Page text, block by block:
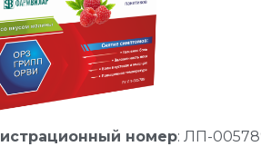
номер: ЛП-